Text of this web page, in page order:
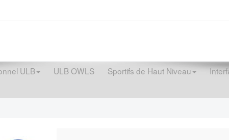
ULB ULB OWLS Sportifs de Haut Niveau